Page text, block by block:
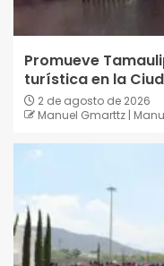
Promueve
turística en la
2 de agosto de 2026
Manuel Gmarttz |